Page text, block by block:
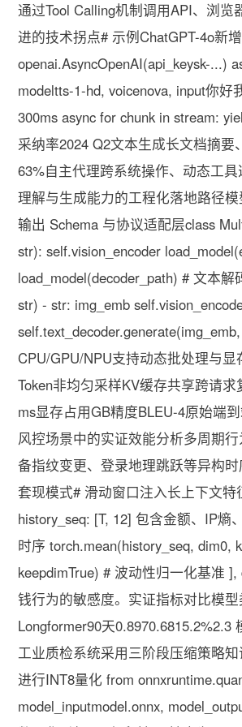
通过Tool Calling机制调用API、浏
进的技术拐点# 示例ChatGPT-4o新
openai.AsyncOpenAI(api_keysk-...)
modeltts-1-hd, voicenova, input你
300ms async for chunk in stream:
采纳率2024 Q2文本生成长文档摘
63%自主代理跨系统操作、动态工
理解与生成能力的工程化落地路径
输出 Schema 与协议适配层class
str): self.vision_encoder
load_model(decoder_path) # 文本
str) - str: img_emb
CPU/GPU/NPU支持动态批处理与
Token非均匀采样KV缓存共享跨请
ms显存占用GB精度BLEU-4原始端
风控场景中的实证效能分析多周期
备指纹变更、登录地理跳跃等异构
套现模式# 滑动窗口注入长上下文特
history_seq: [T, 12] 包含金额、IP熵
时序 torch.mean(history_seq, dim0,
keepdimTrue) # 波动性归一化基准
钱行为的敏感度。实证指标对比模
Longformer90天
工业质检系统采用三阶段压缩策略
进行INT8量化 from
model_inputmodel.onnx,